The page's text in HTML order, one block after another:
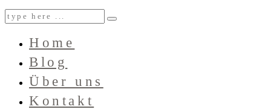
Home
Blog
Über uns
Kontakt